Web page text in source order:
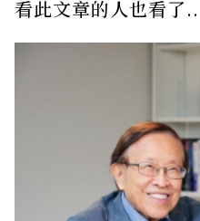
看此文章的人也看了..